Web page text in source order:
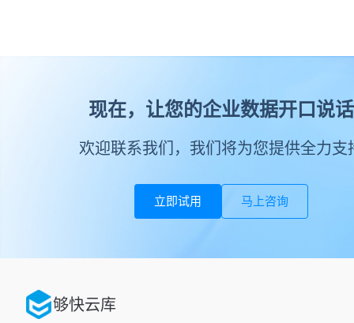
现在，让您的企业数据开口说话
欢迎联系我们，我们将为您提供全力支
立即试用 马上咨询
够快云库